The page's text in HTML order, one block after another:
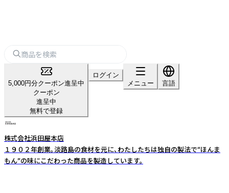
5,000円分クーポン進呈中
クーポン
進呈中
無料で登録
ログイン
メニュー
言語
株式会社浜田屋本店
１９０２年創業。淡路島の食材を元に、わたしたちは独自の製法で“ほんま
もん”の味にこだわった商品を製造しています。